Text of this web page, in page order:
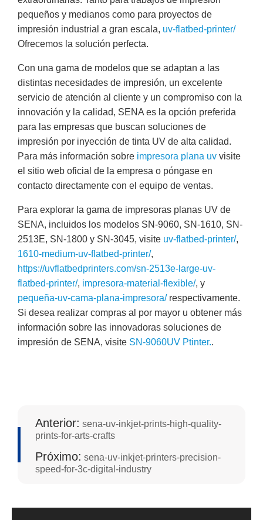
pequeños y medianos como para proyectos de
impresión industrial a gran escala, uv-flatbed-printer/
Ofrecemos la solución perfecta.
Con una gama de modelos que se adaptan a las
distintas necesidades de impresión, un excelente
servicio de atención al cliente y un compromiso con la
innovación y la calidad, SENA es la opción preferida
para las empresas que buscan soluciones de
impresión por inyección de tinta UV de alta calidad.
Para más información sobre impresora plana uv visite
el sitio web oficial de la empresa o póngase en
contacto directamente con el equipo de ventas.
Para explorar la gama de impresoras planas UV de
SENA, incluidos los modelos SN-9060, SN-1610, SN-
2513E, SN-1800 y SN-3045, visite uv-flatbed-printer/,
1610-medium-uv-flatbed-printer/,
https://uvflatbedprinters.com/sn-2513e-large-uv-
flatbed-printer/, impresora-material-flexible/, y
pequeña-uv-cama-plana-impresora/respectivamente.
Si desea realizar compras al por mayor u obtener más
información sobre las innovadoras soluciones de
impresión de SENA, visite SN-9060UV Ptinter..
Anterior: sena-uv-inkjet-prints-high-quality-
prints-for-arts-crafts
Próximo: sena-uv-inkjet-printers-precision-
speed-for-3c-digital-industry